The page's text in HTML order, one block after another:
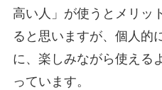
高い人」が使うとメリッ
ると思いますが、個人的
に、楽しみながら使える
っています。